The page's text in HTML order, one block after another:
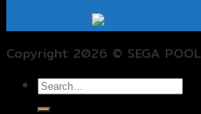
Copyright 2026 © SEGA POOL